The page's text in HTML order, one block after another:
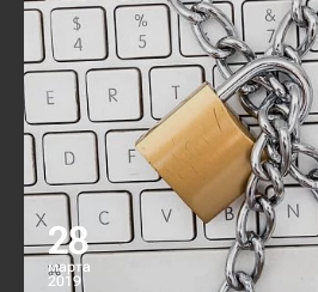
28
марта
2019